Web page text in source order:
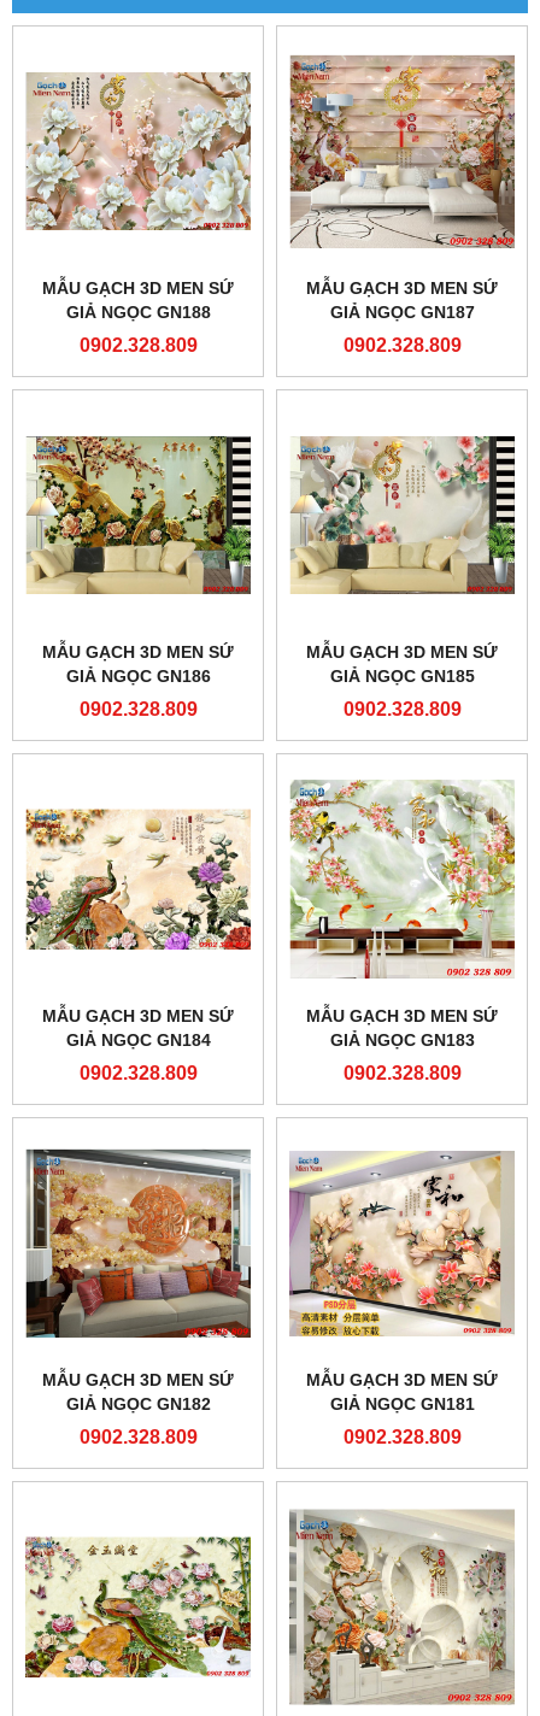
MẪU GẠCH 3D MEN SỨ
GIẢ NGỌC GN188
0902.328.809
MẪU GẠCH 3D MEN SỨ
GIẢ NGỌC GN187
0902.328.809
MẪU GẠCH 3D MEN SỨ
GIẢ NGỌC GN186
0902.328.809
MẪU GẠCH 3D MEN SỨ
GIẢ NGỌC GN185
0902.328.809
MẪU GẠCH 3D MEN SỨ
GIẢ NGỌC GN184
0902.328.809
MẪU GẠCH 3D MEN SỨ
GIẢ NGỌC GN183
0902.328.809
MẪU GẠCH 3D MEN SỨ
GIẢ NGỌC GN182
0902.328.809
MẪU GẠCH 3D MEN SỨ
GIẢ NGỌC GN181
0902.328.809